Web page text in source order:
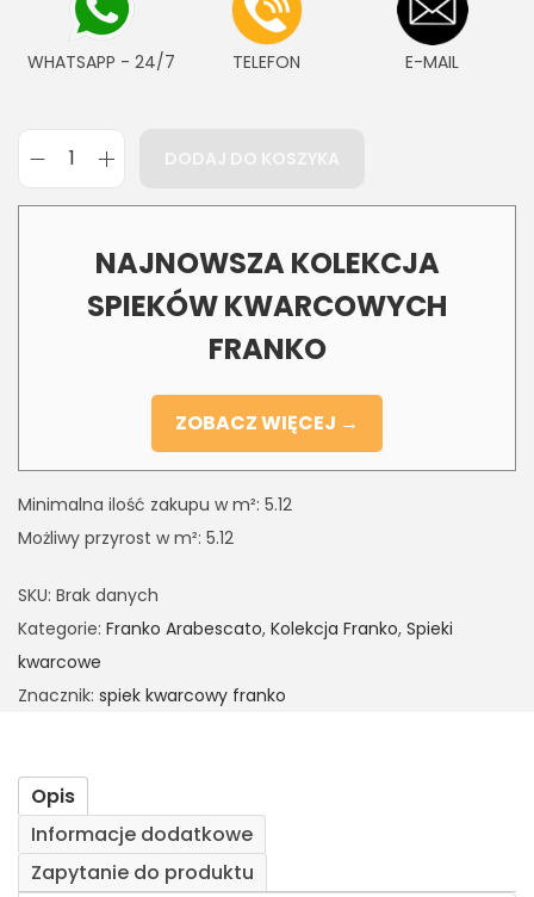
WHATSAPP - 24/7 TELEFON E-MAIL
NAJNOWSZA KOLEKCJA
SPIEKÓW KWARCOWYCH
FRANKO
ZOBACZ WIĘCEJ →
Minimalna ilość zakupu w m²: 5.12
Możliwy przyrost w m²: 5.12
SKU: Brak danych
Kategorie: Franko Arabescato, Kolekcja Franko, Spieki
kwarcowe
Znacznik: spiek kwarcowy franko
Opis
Informacje dodatkowe
Zapytanie do produktu